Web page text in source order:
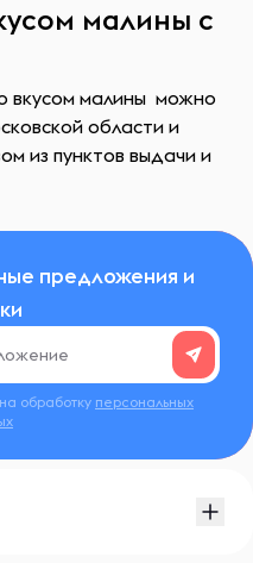
малины с
вкусом малины можно
области и
из пунктов выдачи и
предложения и
обработку персональных